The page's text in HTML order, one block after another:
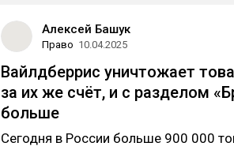
Алексей Башук
Право 10.04.2025
Вайлдберрис уничтожает
за их же счёт, и с разделом
больше
Сегодня в России больше 900 000